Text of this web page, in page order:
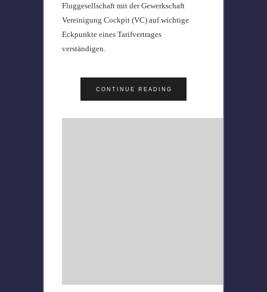
Fluggesellschaft mit der Gewerkschaft
Vereinigung Cockpit (VC) auf wichtige
Eckpunkte eines Tarifvertrages
verständigen.
CONTINUE READING